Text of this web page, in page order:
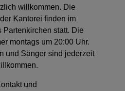
willkommen. Die
Kantorei finden im
Partenkirchen statt. Die
montags um 20:00 Uhr.
und Sänger sind jederzeit
und